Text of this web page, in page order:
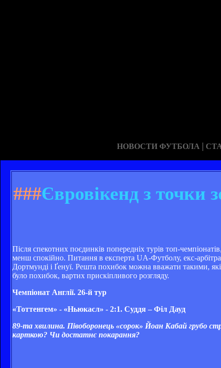
НОВОСТИ ФУТБОЛА |
###Євровікенд з точки
Після спекотних поєдинків попередніх турів топ-
менш спокійно. Питання в експерта UA-Футболу, екс-
Дортмунді і Ґенуї. Решта похибок можна вважати такими,
було похибок, вартих прискіпливого розгляду.
Чемпіонат Англії. 26-й тур
«Тоттенгем» - «Ньюкасл» - 2:1. Суддя – Філ Дауд
89-та хвилина. Півоборонець «сорок» Йоан Кабай грубо
карткою? Чи достатнє покарання?